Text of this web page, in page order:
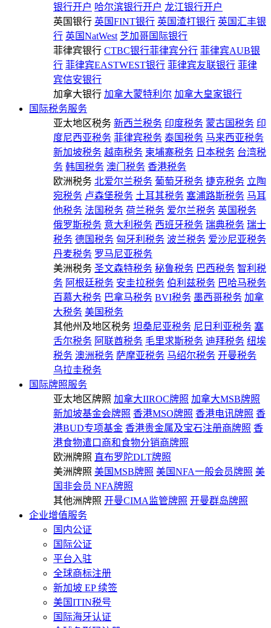
银行开户 哈尔滨银行开户 龙江银行开户
英国银行 英国FINT银行 英国渣打银行 英国汇丰银
行 英国NatWest 芝加哥国际银行
菲律宾银行 CTBC银行菲律宾分行 菲律宾AUB银
行 菲律宾EASTWEST银行 菲律宾友联银行 菲律
宾信安银行
加拿大银行 加拿大蒙特利尔 加拿大皇家银行
国际税务服务
亚太地区税务 新西兰税务 印度税务 蒙古国税务 印
度尼西亚税务 菲律宾税务 泰国税务 马来西亚税务
新加坡税务 越南税务 柬埔寨税务 日本税务 台湾税
务 韩国税务 澳门税务 香港税务
欧洲税务 北爱尔兰税务 葡萄牙税务 捷克税务 立陶
宛税务 卢森堡税务 土耳其税务 塞浦路斯税务 马耳
他税务 法国税务 荷兰税务 爱尔兰税务 英国税务
俄罗斯税务 意大利税务 西班牙税务 瑞典税务 瑞士
税务 德国税务 匈牙利税务 波兰税务 爱沙尼亚税务
丹麦税务 罗马尼亚税务
美洲税务 圣文森特税务 秘鲁税务 巴西税务 智利税
务 阿根廷税务 安圭拉税务 伯利兹税务 巴哈马税务
百慕大税务 巴拿马税务 BVI税务 墨西哥税务 加拿
大税务 美国税务
其他州及地区税务 坦桑尼亚税务 尼日利亚税务 塞
舌尔税务 阿联酋税务 毛里求斯税务 迪拜税务 纽埃
税务 澳洲税务 萨摩亚税务 马绍尔税务 开曼税务
乌拉圭税务
国际牌照服务
亚太地区牌照 加拿大IIROC牌照 加拿大MSB牌照
新加坡基金会牌照 香港MSO牌照 香港电讯牌照 香
港BUD专项基金 香港贵金属及宝石注册商牌照 香
港食物遣口商和食物分销商牌照
欧洲牌照 直布罗陀DLT牌照
美洲牌照 美国MSB牌照 美国NFA一般会员牌照 美
国非会员 NFA牌照
其他洲牌照 开曼CIMA监管牌照 开曼群岛牌照
企业增值服务
国内公证
国际公证
平台入驻
全球商标注册
新加坡 EP 续签
美国ITIN税号
国际海牙认证